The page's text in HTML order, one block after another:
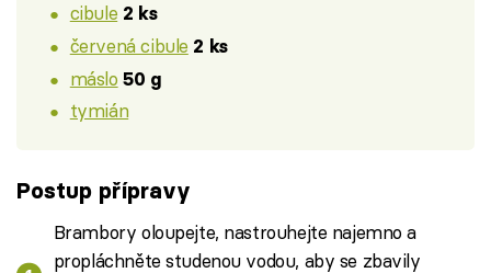
cibule 2 ks
červená cibule 2 ks
máslo 50 g
tymián
Postup přípravy
Brambory oloupejte, nastrouhejte najemno a
propláchněte studenou vodou, aby se zbavily